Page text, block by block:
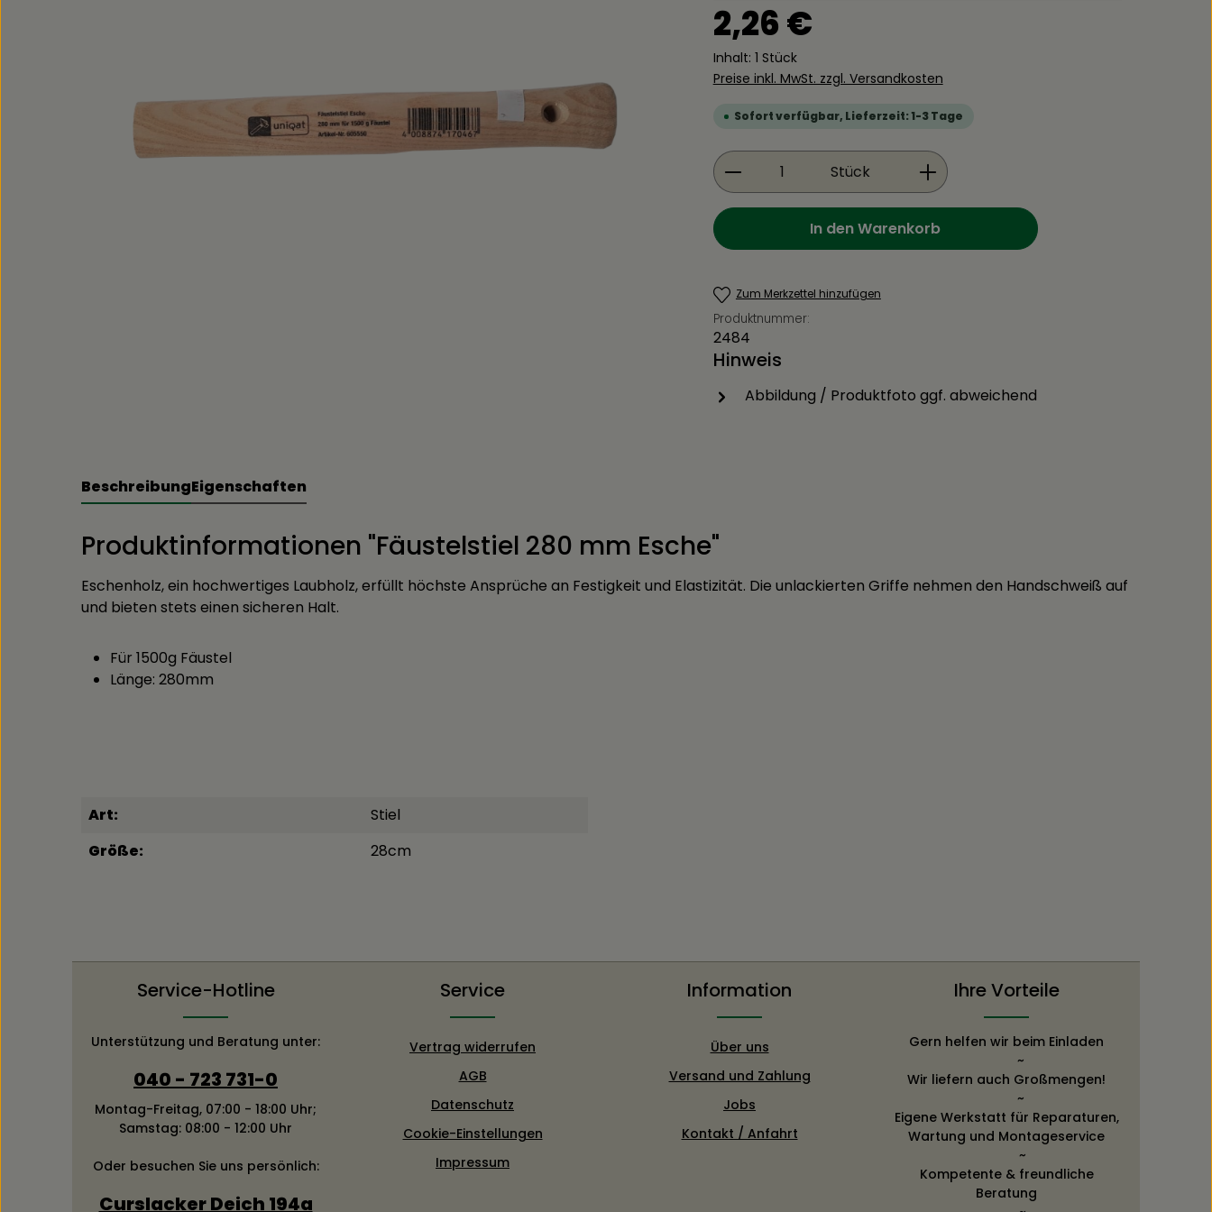
Regulärer Preis:
2,26 €
Inhalt: 1 Stück
Preise inkl. MwSt. zzgl. Versandkosten
Sofort verfügbar, Lieferzeit: 1-3 Tage
Produkt Anzahl: Gib den gewünschten Wert
Stück
In den Warenkorb
Zum Merkzettel hinzufügen
Produktnummer:
2484
Hinweis
Abbildung / Produktfoto ggf. abweichend
BeschreibungEigenschaften
Produktinformationen "Fäustelstiel 280 mm Esche"
Eschenholz, ein hochwertiges Laubholz, erfüllt höchste Ansprüche an Festigkeit und Elastizität. Die unlackierten Griffe nehmen den Hand­schweiß auf
und bieten stets einen sicheren Halt.
Für 1500g Fäustel
Länge: 280mm
Art:
Stiel
Größe:
28cm
Service-Hotline
Unterstützung und Beratung unter:
040 - 723 731-0
Montag-Freitag, 07:00 - 18:00 Uhr;
Samstag: 08:00 - 12:00 Uhr
Oder besuchen Sie uns persönlich:
Curslacker Deich 194a
Service
Vertrag widerrufen
AGB
Datenschutz
Cookie-Einstellungen
Impressum
Information
Über uns
Versand und Zahlung
Jobs
Kontakt / Anfahrt
Ihre Vorteile
Gern helfen wir beim Einladen
~
Wir liefern auch Großmengen!
~
Eigene Werkstatt für Reparaturen,
Wartung und Montageservice
~
Kompetente & freundliche
Beratung